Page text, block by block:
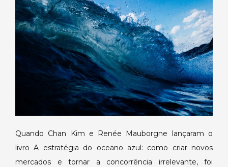
oceano
azul
Quando Chan Kim e Renée Mauborgne lançaram o
livro A estratégia do oceano azul: como criar novos
mercados e tornar a concorrência irrelevante, foi